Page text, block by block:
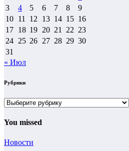
3
4 5 6 7 8
9
10 11 12 13 14 15 16
17 18 19 20 21 22 23
24 25 26 27 28 29 30
31
« Июл
Рубрики
Рубрики
You missed
Новости